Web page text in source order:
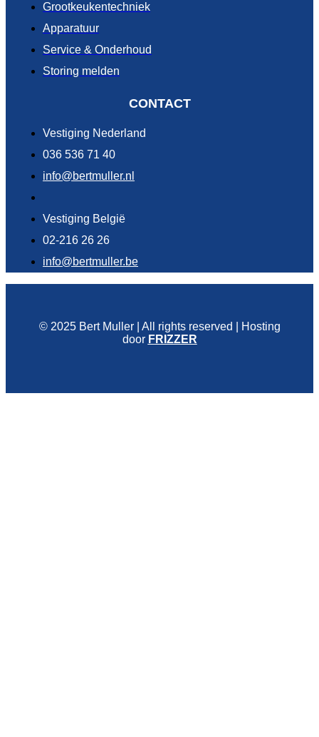
Grootkeukentechniek
Apparatuur
Service & Onderhoud
Storing melden
CONTACT
Vestiging Nederland
036 536 71 40
info@bertmuller.nl
Vestiging België
02-216 26 26
info@bertmuller.be
© 2025 Bert Muller | All rights reserved | Hosting
door FRIZZER